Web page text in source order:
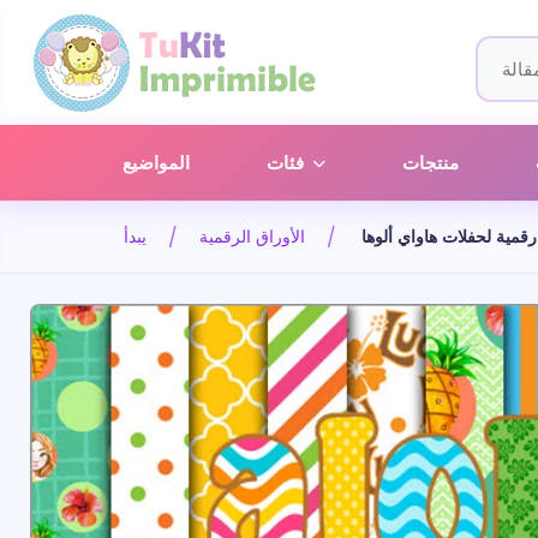
المواضيع فئات منتجات
يبدأ الأوراق الرقمية